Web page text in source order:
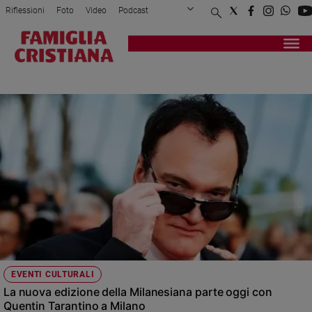
Attualità
e
giustizia
Sport
Papa
Papa
Riflessioni Foto Video Podcast
Privacy Policy Chi siamo
Registrati Redazione
EVENTI CULTURALI
La nuova edizione della Milanesiana parte oggi con
Quentin Tarantino a Milano